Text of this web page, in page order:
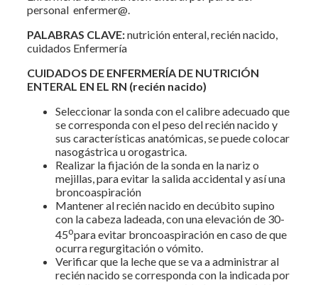
personal enfermer@.
PALABRAS CLAVE:nutrición enteral, recién nacido,
cuidados Enfermería
CUIDADOS DE ENFERMERÍA DE NUTRICIÓN
ENTERAL EN EL RN (recién nacido)
Seleccionar la sonda con el calibre adecuado que
se corresponda con el peso del recién nacido y
sus características anatómicas, se puede colocar
nasogástrica u orogastrica.
Realizar la fijación de la sonda en la nariz o
mejillas, para evitar la salida accidental y así una
broncoaspiración
Mantener al recién nacido en decúbito supino
con la cabeza ladeada, con una elevación de 30-
45opara evitar broncoaspiración en caso de que
ocurra regurgitación o vómito.
Verificar que la leche que se va a administrar al
recién nacido se corresponda con la indicada por